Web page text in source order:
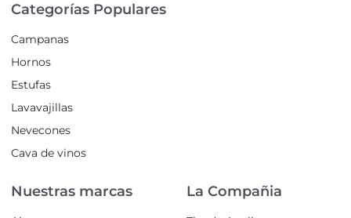
Categorías Populares
Campanas
Hornos
Estufas
Lavavajillas
Nevecones
Cava de vinos
Nuestras marcas La Compañia